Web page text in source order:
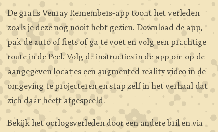
De gratis Venray Remembers-app toont het verleden
zoals je deze nog nooit hebt gezien. Download de app,
pak de auto of fiets of ga te voet en volg een prachtige
route in de Peel. Volg de instructies in de app om op de
aangegeven locaties een augmented reality video in de
omgeving te projecteren en stap zelf in het verhaal dat
zich daar heeft afgespeeld.
Bekijk het oorlogsverleden door een andere bril en via